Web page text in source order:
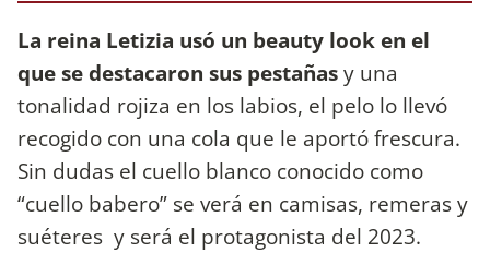
La reina Letizia usó un beauty look en el
que se destacaron sus pestañasy una
tonalidad rojiza en los labios, el pelo lo llevó
recogido con una cola que le aportó frescura.
Sin dudas el cuello blanco conocido como
“cuello babero” se verá en camisas, remeras y
suéteres y será el protagonista del 2023.